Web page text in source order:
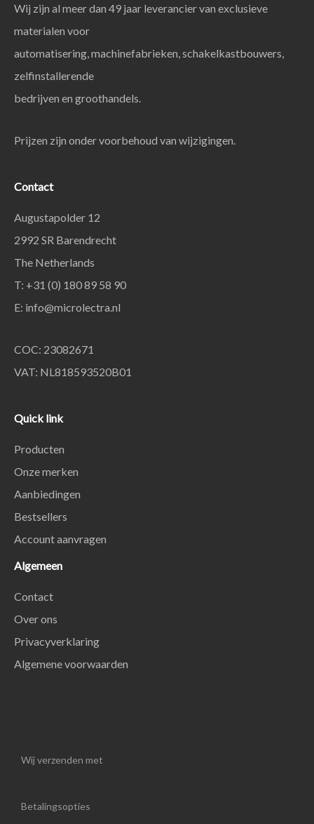
Wij zijn al meer dan 49 jaar leverancier van exclusieve
materialen voor
automatisering, machinefabrieken, schakelkastbouwers,
zelfinstallerende
bedrijven en groothandels.
Prijzen zijn onder voorbehoud van wijzigingen.
Contact
Augustapolder 12
2992 SR Barendrecht
The Netherlands
T: +31 (0) 180 89 58 90
E: info@microlectra.nl
COC: 23082671
VAT: NL818593520B01
Quick link
Producten
Onze merken
Aanbiedingen
Bestsellers
Account aanvragen
Algemeen
Contact
Over ons
Privacyverklaring
Algemene voorwaarden
Wij verzenden met
Betalingsopties